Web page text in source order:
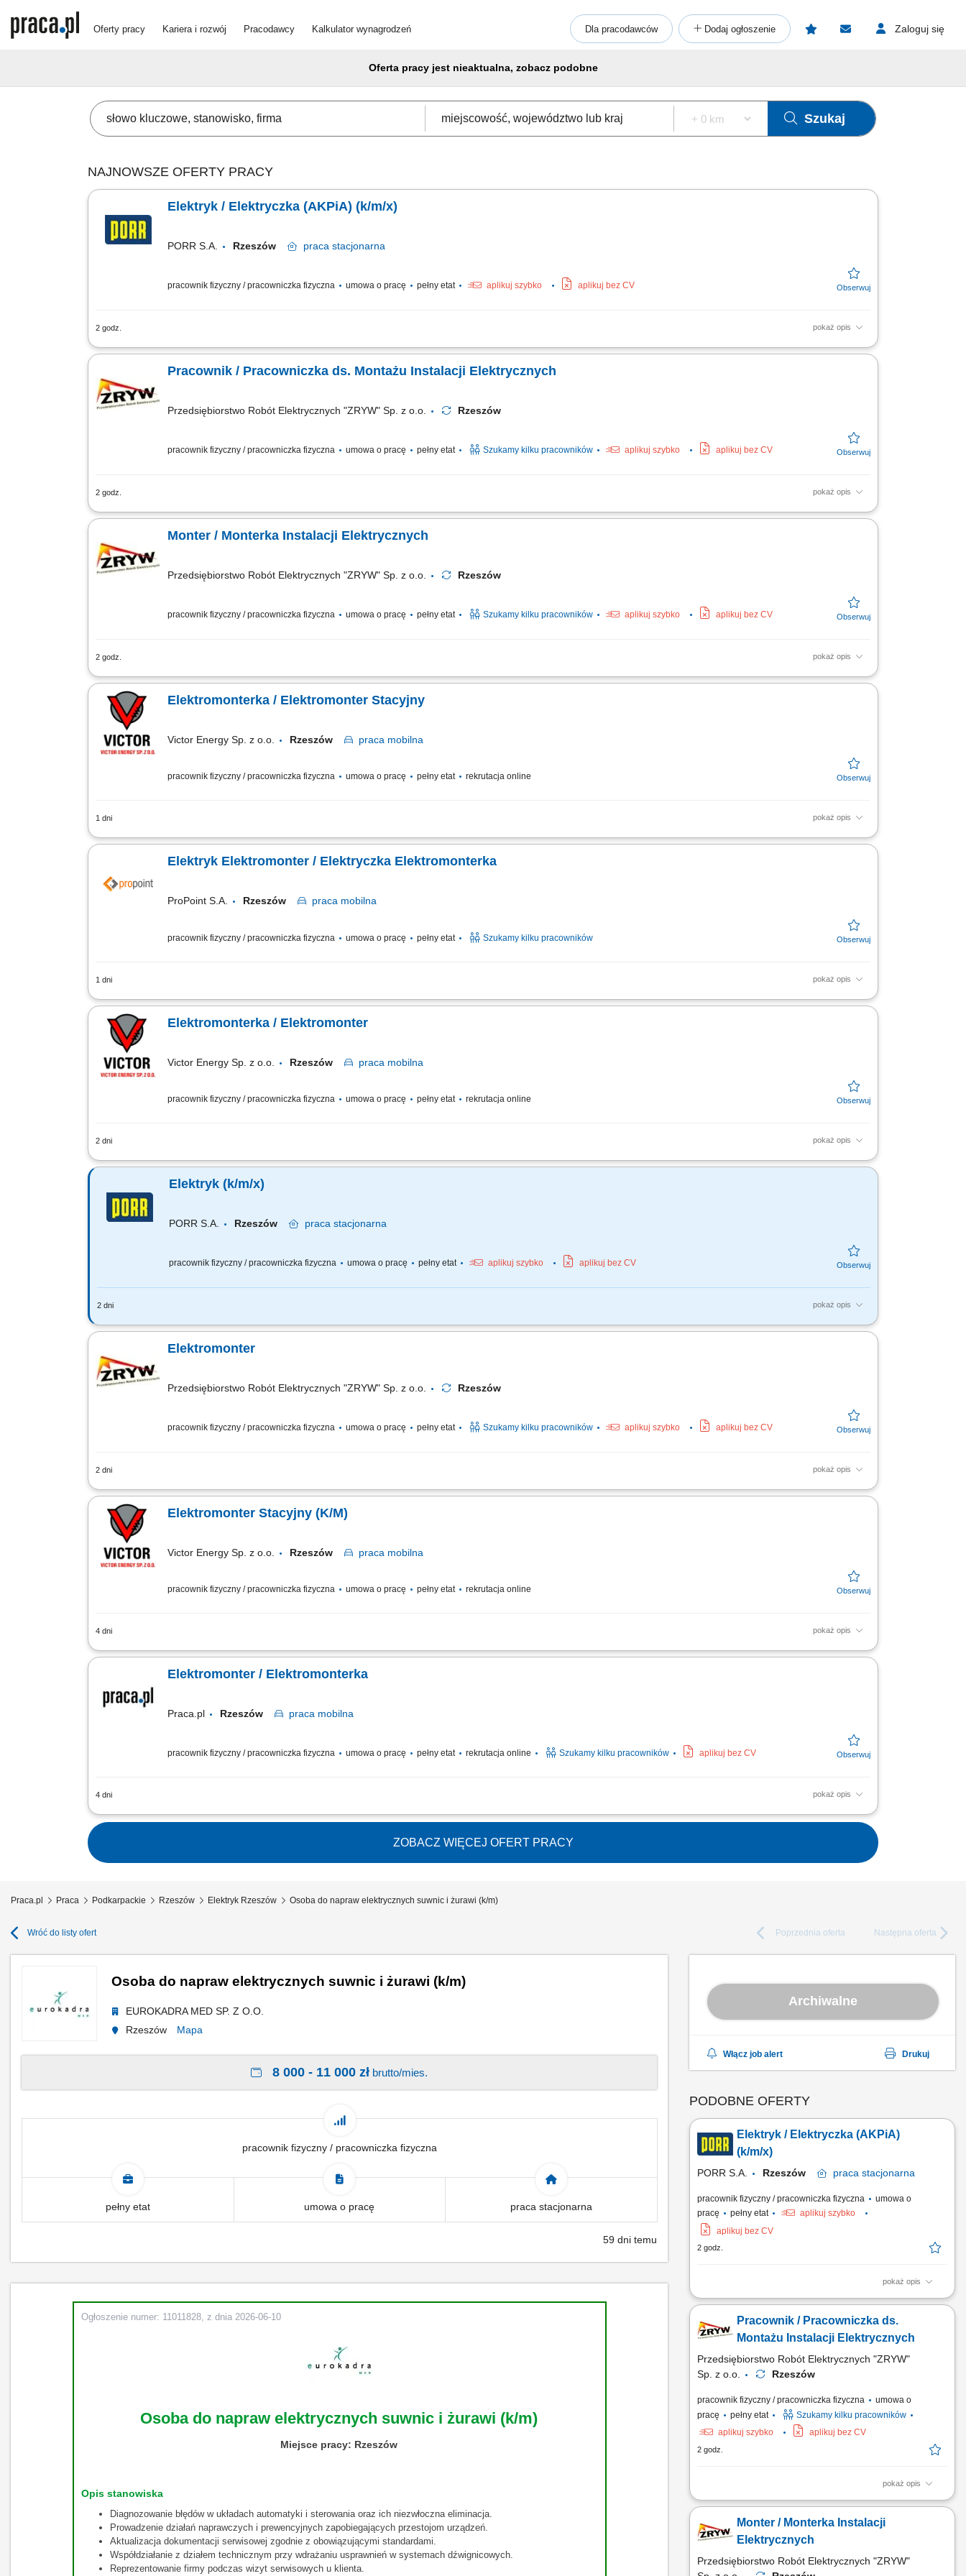
Oferty pracy Kariera i rozwój Pracodawcy Kalkulator wynagrodzeń Dla pracodawców Dodaj ogłoszenie Zaloguj się
Oferta pracy jest nieaktualna, zobacz podobne
Szukaj
NAJNOWSZE OFERTY PRACY
Elektryk / Elektryczka (AKPiA) (k/m/x)
PORR S.A. Rzeszów praca stacjonarna
pracownik fizyczny / pracowniczka fizyczna umowa o pracę pełny etat aplikuj szybko aplikuj bez CV
2 godz. pokaż opis
Opis stanowiska: Prowadzenie bieżących prac serwisowych i konserwacyjnych w zakresie instalacji zasilania oraz układów pomiarowo-kontrolnych. Szybka
Pracownik / Pracowniczka ds. Montażu Instalacji Elektrycznych
Przedsiębiorstwo Robót Elektrycznych "ZRYW" Sp. z o.o. Rzeszów
pracownik fizyczny / pracowniczka fizyczna umowa o pracę pełny etat Szukamy kilku pracowników aplikuj szybko aplikuj bez CV
2 godz. pokaż opis
Montaż instalacji elektrycznych zgodnie z dokumentacją techniczną. Dbanie o jakość i bezpieczeństwo wykonywanych prac. Współpraca z zespołem podczas realizacji
Monter / Monterka Instalacji Elektrycznych
Przedsiębiorstwo Robót Elektrycznych "ZRYW" Sp. z o.o. Rzeszów
pracownik fizyczny / pracowniczka fizyczna umowa o pracę pełny etat Szukamy kilku pracowników aplikuj szybko aplikuj bez CV
2 godz. pokaż opis
Montaż instalacji elektrycznych zgodnie z dokumentacją i obowiązującymi standardami. Wykonywanie prac montażowych na realizowanych inwestycjach. Dbanie o
Elektromonterka / Elektromonter Stacyjny
Victor Energy Sp. z o.o. Rzeszów praca mobilna
pracownik fizyczny / pracowniczka fizyczna umowa o pracę pełny etat rekrutacja online
1 dni pokaż opis
Opis stanowiska: Praca mobilna – realizacje na terenie całej Polski
Elektryk Elektromonter / Elektryczka Elektromonterka
ProPoint S.A. Rzeszów praca mobilna
pracownik fizyczny / pracowniczka fizyczna umowa o pracę pełny etat Szukamy kilku pracowników
1 dni pokaż opis
Osoba na tym stanowisku będzie odpowiedzialna za: montaż elementów instalacji elektrycznych w branży automatyki przemysłowej i robotyki, uruchamianie nowych i
Elektromonterka / Elektromonter
Victor Energy Sp. z o.o. Rzeszów praca mobilna
pracownik fizyczny / pracowniczka fizyczna umowa o pracę pełny etat rekrutacja online
2 dni pokaż opis
Charakter pracy: mobilna – realizacje na terenie całej Polski
Elektryk (k/m/x)
PORR S.A. Rzeszów praca stacjonarna
pracownik fizyczny / pracowniczka fizyczna umowa o pracę pełny etat aplikuj szybko aplikuj bez CV
2 dni pokaż opis
Zadania: Wykonywanie czynności serwisowych w obszarze elektrycznym i AKPiA. Diagnostyka i usuwanie awarii urządzeń elektrycznych oraz aparatury kontrolno-
Elektromonter
Przedsiębiorstwo Robót Elektrycznych "ZRYW" Sp. z o.o. Rzeszów
pracownik fizyczny / pracowniczka fizyczna umowa o pracę pełny etat Szukamy kilku pracowników aplikuj szybko aplikuj bez CV
2 dni pokaż opis
montaż instalacji elektrycznych
Elektromonter Stacyjny (K/M)
Victor Energy Sp. z o.o. Rzeszów praca mobilna
pracownik fizyczny / pracowniczka fizyczna umowa o pracę pełny etat rekrutacja online
4 dni pokaż opis
Charakter pracy: mobilna – realizacje na terenie całej Polski
Elektromonter / Elektromonterka
Praca.pl Rzeszów praca mobilna
pracownik fizyczny / pracowniczka fizyczna umowa o pracę pełny etat rekrutacja online Szukamy kilku pracowników aplikuj bez CV
4 dni pokaż opis
Zakres obowiązków: Realizacja prac montażowych na stacjach elektroenergetycznych na terenie całej Polski - praca mobilna.
ZOBACZ WIĘCEJ OFERT PRACY
Praca.pl Praca Podkarpackie Rzeszów Elektryk Rzeszów Osoba do napraw elektrycznych suwnic i żurawi (k/m)
Wróć do listy ofert Poprzednia oferta Następna oferta
Osoba do napraw elektrycznych suwnic i żurawi (k/m)
EUROKADRA MED SP. Z O.O.
Rzeszów
Mapa
8 000 - 11 000 zł brutto/mies.
pracownik fizyczny / pracowniczka fizyczna
pełny etat umowa o pracę praca stacjonarna
59 dni temu
Ogłoszenie numer: 11011828, z dnia 2026-06-10
Osoba do napraw elektrycznych suwnic i żurawi (k/m)
Miejsce pracy: Rzeszów
Opis stanowiska
Diagnozowanie błędów w układach automatyki i sterowania oraz ich niezwłoczna eliminacja.
Prowadzenie działań naprawczych i prewencyjnych zapobiegających przestojom urządzeń.
Aktualizacja dokumentacji serwisowej zgodnie z obowiązującymi standardami.
Współdziałanie z działem technicznym przy wdrażaniu usprawnień w systemach dźwignicowych.
Reprezentowanie firmy podczas wizyt serwisowych u klienta.
Archiwalne
Włącz job alert Drukuj
PODOBNE OFERTY
Elektryk / Elektryczka (AKPiA)
(k/m/x)
PORR S.A. Rzeszów praca stacjonarna
pracownik fizyczny / pracowniczka fizyczna
umowa o
pracę
pełny etat
aplikuj szybko
aplikuj bez CV
2 godz.
pokaż opis
Opis stanowiska: Prowadzenie bieżących prac serwisowych i
pomiarowo-kontrolnych. Szybka diagnostyka, lokalizowanie
przyczyn usterek i naprawa aparatury AKPiA oraz podzespołów
Pracownik / Pracowniczka ds.
Montażu Instalacji Elektrycznych
Przedsiębiorstwo Robót Elektrycznych "ZRYW"
Sp. z o.o.
Rzeszów
pracownik fizyczny / pracowniczka fizyczna
umowa o
pracę
pełny etat
Szukamy kilku pracowników
aplikuj szybko
aplikuj bez CV
2 godz.
pokaż opis
Montaż instalacji elektrycznych zgodnie z dokumentacją
prac. Współpraca z zespołem podczas realizacji inwestycji.
Monter / Monterka Instalacji
Elektrycznych
Przedsiębiorstwo Robót Elektrycznych "ZRYW"